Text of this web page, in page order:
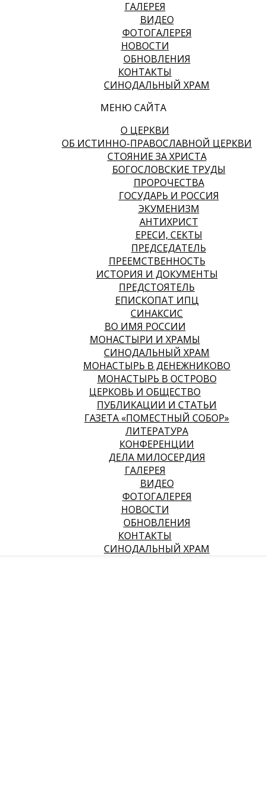
ГАЛЕРЕЯ
ВИДЕО
ФОТОГАЛЕРЕЯ
НОВОСТИ
ОБНОВЛЕНИЯ
КОНТАКТЫ
СИНОДАЛЬНЫЙ ХРАМ
МЕНЮ САЙТА
О ЦЕРКВИ
ОБ ИСТИННО-ПРАВОСЛАВНОЙ ЦЕРКВИ
СТОЯНИЕ ЗА ХРИСТА
БОГОСЛОВСКИЕ ТРУДЫ
ПРОРОЧЕСТВА
ГОСУДАРЬ И РОССИЯ
ЭКУМЕНИЗМ
АНТИХРИСТ
ЕРЕСИ, СЕКТЫ
ПРЕДСЕДАТЕЛЬ
ПРЕЕМСТВЕННОСТЬ
ИСТОРИЯ И ДОКУМЕНТЫ
ПРЕДСТОЯТЕЛЬ
ЕПИСКОПАТ ИПЦ
СИНАКСИС
ВО ИМЯ РОССИИ
МОНАСТЫРИ И ХРАМЫ
СИНОДАЛЬНЫЙ ХРАМ
МОНАСТЫРЬ В ДЕНЕЖНИКОВО
МОНАСТЫРЬ В ОСТРОВО
ЦЕРКОВЬ И ОБЩЕСТВО
ПУБЛИКАЦИИ И СТАТЬИ
ГАЗЕТА «ПОМЕСТНЫЙ СОБОР»
ЛИТЕРАТУРА
КОНФЕРЕНЦИИ
ДЕЛА МИЛОСЕРДИЯ
ГАЛЕРЕЯ
ВИДЕО
ФОТОГАЛЕРЕЯ
НОВОСТИ
ОБНОВЛЕНИЯ
КОНТАКТЫ
СИНОДАЛЬНЫЙ ХРАМ